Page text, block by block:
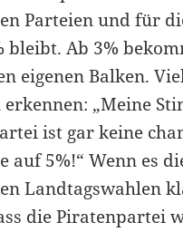
Parteien und für
Ab 3%
eigenen Balken.
„Meine
ist gar keine
auf 5%!“ Wenn es
Landtagswahlen
die Piratenpartei